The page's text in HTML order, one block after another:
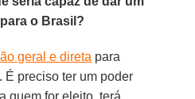
o Brasil?
geral e direta para
É preciso ter um poder
quem for eleito, terá